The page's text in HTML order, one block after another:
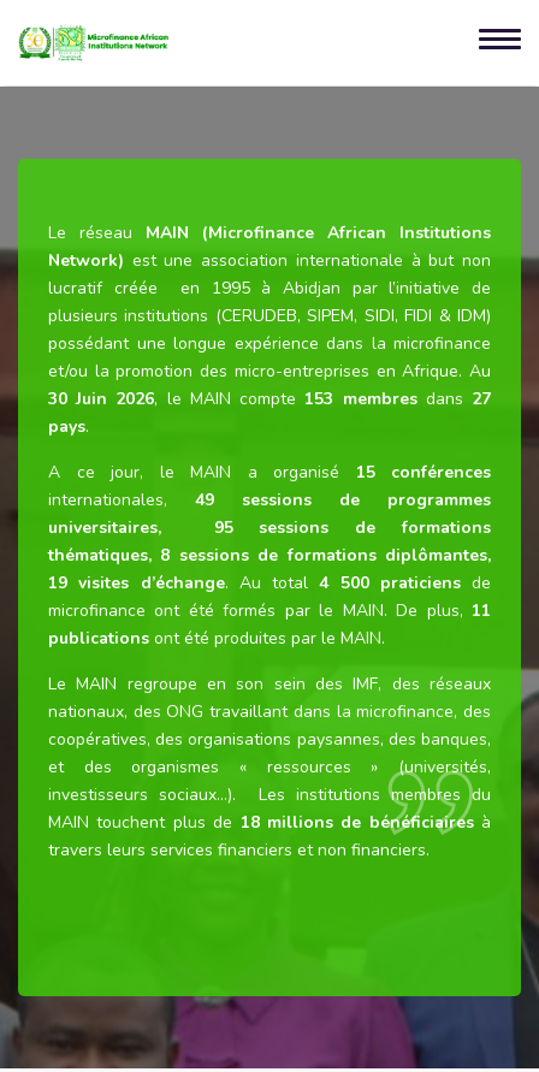
Le réseau MAIN (Microfinance African Institutions
Network) est une association internationale à but non
lucratif créée en 1995 à Abidjan par l’initiative de
plusieurs institutions (CERUDEB, SIPEM, SIDI, FIDI & IDM)
possédant une longue expérience dans la microfinance
et/ou la promotion des micro-entreprises en Afrique. Au
30 Juin 2026, le MAIN compte 153 membresdans 27
pays.
A ce jour, le MAIN a organisé 15 conférences
internationales, 49 sessions de programmes
universitaires, 95 sessions de formations
thématiques, 8 sessions de formations diplômantes,
19 visites d’échange. Au total4 500 praticiens de
microfinance ont été formés par le MAIN. De plus, 11
publications ont été produites par le MAIN.
Le MAIN regroupe en son sein des IMF, des réseaux
nationaux, des ONG travaillant dans la microfinance, des
coopératives, des organisations paysannes, des banques,
et des organismes « ressources » (universités,
investisseurs sociaux…). Les institutions membres du
MAIN touchent plus de 18 millions de bénéficiairesà
travers leurs services financiers et non financiers.